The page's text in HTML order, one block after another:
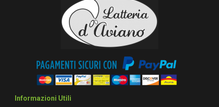
Informazioni Utili